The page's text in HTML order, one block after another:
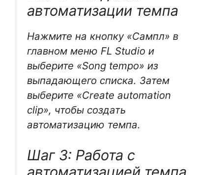
автоматизации темпа
Нажмите на кнопку «Сампл» в
главном меню FL Studio и
выберите «Song tempo» из
выпадающего списка. Затем
выберите «Create automation
clip», чтобы создать
автоматизацию темпа.
Шаг 3: Работа с